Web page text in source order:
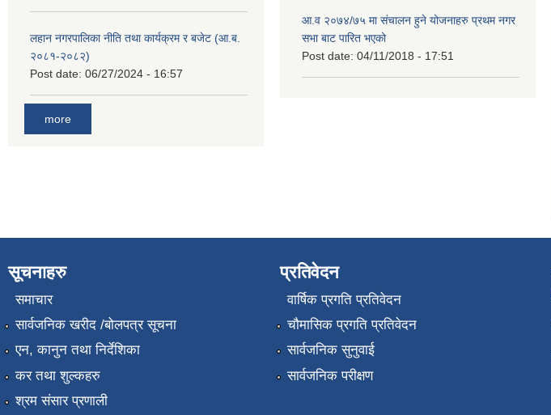
लहान नगरपालिका नीति तथा कार्यक्रम र बजेट (आ.ब.
२०८१-२०८२)
Post date: 06/27/2024 - 16:57
more
आ.व २०७४/७५ मा संचालन हुने योजनाहरु प्रथम नगर
सभा बाट पारित भएको
Post date: 04/11/2018 - 17:51
सूचनाहरु
समाचार
सार्वजनिक खरीद /बोलपत्र सूचना
एन, कानुन तथा निर्देशिका
कर तथा शुल्कहरु
श्रम संसार प्रणाली
प्रतिवेदन
वार्षिक प्रगति प्रतिवेदन
चौमासिक प्रगति प्रतिवेदन
सार्वजनिक सुनुवाई
सार्वजनिक परीक्षण